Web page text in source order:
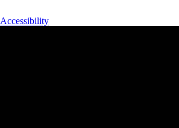
Accessibility